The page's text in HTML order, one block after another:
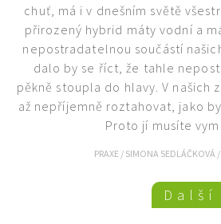
chuť, má i v dnešním světě
přirozený hybrid máty vodní a
nepostradatelnou součástí
dalo by se říct, že tahle
pěkně stoupla do hlavy. V našich
až nepříjemně roztahovat, jako
Proto jí musíte
PRAXE / SIMONA SEDLÁČKOVÁ /
Další